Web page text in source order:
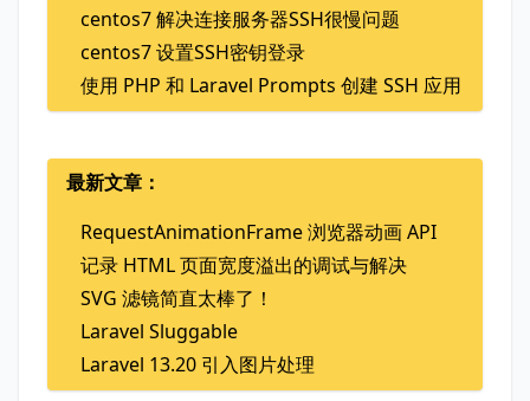
centos7 解决连接服务器SSH很慢问题
centos7 设置SSH密钥登录
使用 PHP 和 Laravel Prompts 创建 SSH 应用
最新文章：
RequestAnimationFrame 浏览器动画 API
记录 HTML 页面宽度溢出的调试与解决
SVG 滤镜简直太棒了！
Laravel Sluggable
Laravel 13.20 引入图片处理